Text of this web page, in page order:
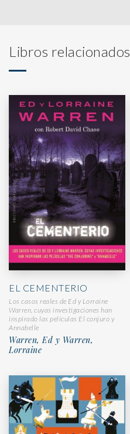
Libros relacionados
EL CEMENTERIO
Los casos reales de Ed y Lorraine
Warren, cuyas investigaciones han
inspirado las películas El conjuro y
Annabelle
Warren, Ed y Warren,
Lorraine